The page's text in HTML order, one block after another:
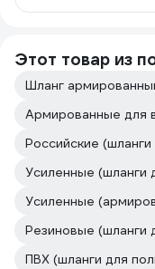
Этот товар из
Шланг
Армированные для
Российские
Усиленные (шланги
Усиленные
Резиновые (шланги
ПВХ (шланги для